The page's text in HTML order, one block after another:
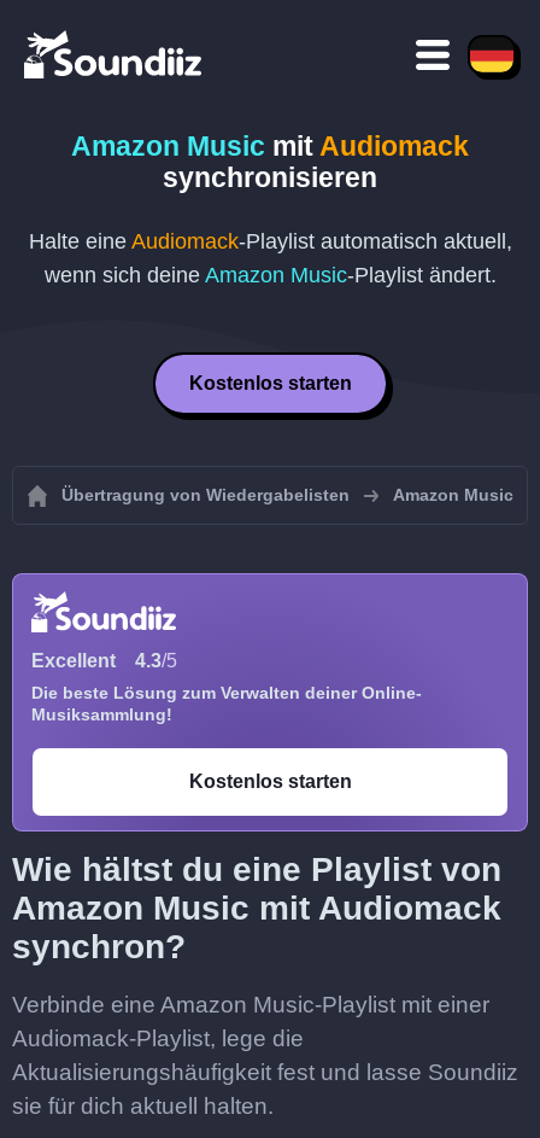
Amazon Music mit Audiomack
synchronisieren
Halte eine Audiomack-Playlist automatisch aktuell,
wenn sich deine Amazon Music-Playlist ändert.
Kostenlos starten
Übertragung von Wiedergabelisten Amazon Music
Excellent 4.3/5
Die beste Lösung zum Verwalten deiner Online-
Musiksammlung!
Kostenlos starten
Wie hältst du eine Playlist von
Amazon Music mit Audiomack
synchron?
Verbinde eine Amazon Music-Playlist mit einer
Audiomack-Playlist, lege die
Aktualisierungshäufigkeit fest und lasse Soundiiz
sie für dich aktuell halten.